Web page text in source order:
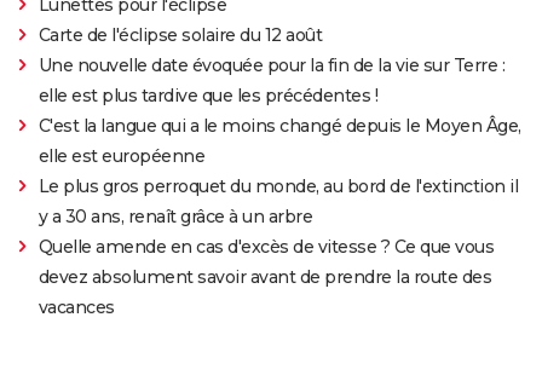
Lunettes pour l'éclipse
Carte de l'éclipse solaire du 12 août
Une nouvelle date évoquée pour la fin de la vie sur Terre :
elle est plus tardive que les précédentes !
C'est la langue qui a le moins changé depuis le Moyen Âge,
elle est européenne
Le plus gros perroquet du monde, au bord de l'extinction il
y a 30 ans, renaît grâce à un arbre
Quelle amende en cas d'excès de vitesse ? Ce que vous
devez absolument savoir avant de prendre la route des
vacances